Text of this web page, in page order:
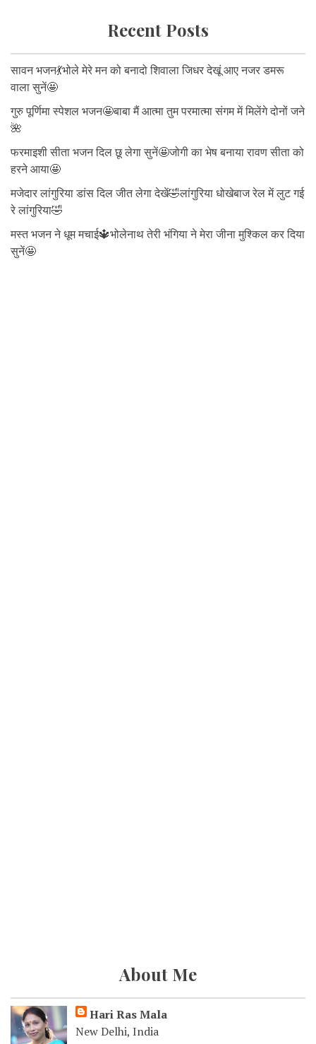
Recent Posts
सावन भजन💃भोले मेरे मन को बनादो शिवाला जिधर देखूं आए नजर डमरू
वाला सुनें🤩
गुरु पूर्णिमा स्पेशल भजन🤩बाबा मैं आत्मा तुम परमात्मा संगम में मिलेंगे दोनों जने
🌺
फरमाइशी सीता भजन दिल छू लेगा सुनें🤩जोगी का भेष बनाया रावण सीता को
हरने आया🤩
मजेदार लांगुरिया डांस दिल जीत लेगा देखें🤣लांगुरिया धोखेबाज रेल में लुट गई
रे लांगुरिया🤣
मस्त भजन ने धूम मचाई🔱भोलेनाथ तेरी भंगिया ने मेरा जीना मुश्किल कर दिया
सुनें🤩
About Me
Hari Ras Mala
New Delhi, India